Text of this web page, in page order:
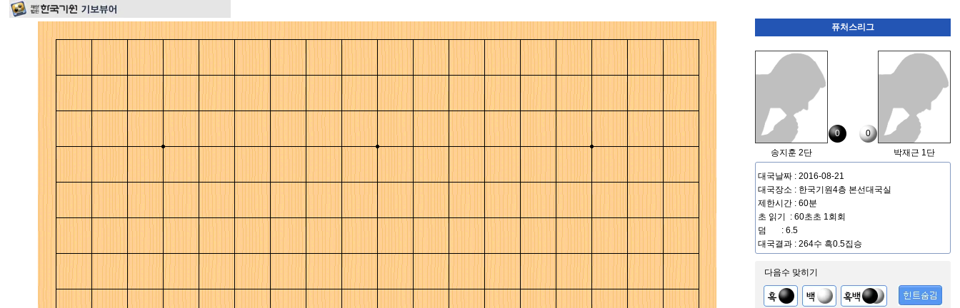
퓨처스리그
0
0
송지훈 2단
박재근 1단
대국날짜 : 2016-08-21
대국장소 : 한국기원4층 본선대국실
제한시간 : 60분
초 읽기 : 60초초 1회회
덤 : 6.5
대국결과 : 264수 흑0.5집승
다음수 맞히기